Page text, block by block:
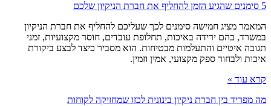
5 סימנים שהגיע הזמן להחליף את חברת הניקיון שלכם
המאמר מציג חמישה סימנים לכך שעליכם להחליף את חברת הניקיון
במשרד, בהם ירידה באיכות, תחלופת עובדים, חוסר מקצועיות, זמני
תגובה איטיים והתעלמות מבטיחות. הוא מסביר כיצד לבצע ביקורת
איכות ולבחור ספק מקצועי, אמין וזמין.
קרא עוד »
מה מפריד בין חברת ניקיון בינונית לכזו שמחזיקה לקוחות